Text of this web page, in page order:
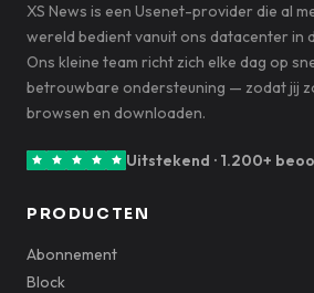
XS News is een Usenet-provider die al
wereld bedient vanuit ons datacenter in
Ons kleine team richt zich elke dag op
betrouwbare ondersteuning — zodat jij
browsen en downloaden.
Uitstekend · 1.200+
PRODUCTEN
Abonnement
Block